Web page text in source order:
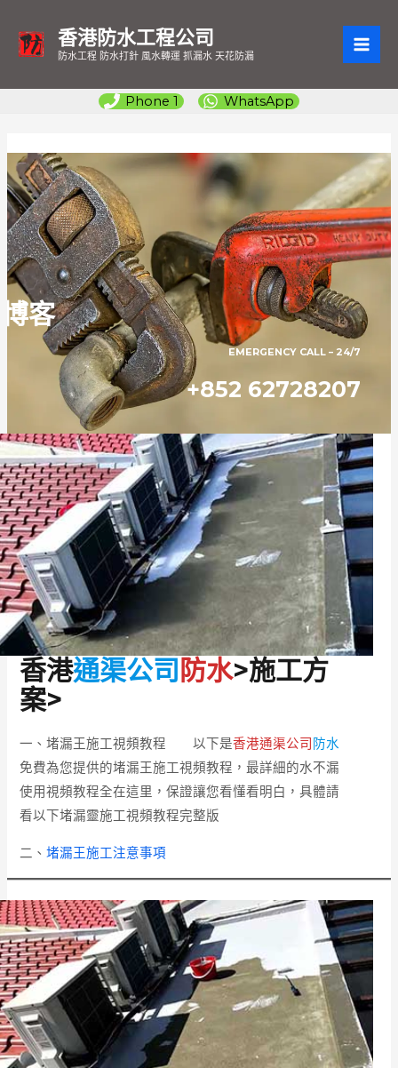
香港防水工程公司
防水工程 防水打針 風水轉運 抓漏水 天花防漏
Phone 1 WhatsApp
博客
EMERGENCY CALL – 24/7
+852 62728207
香港通渠公司 防水>施工方
案>
一、堵漏王施工視頻教程 以下是香港通渠公司 防水
免費為您提供的堵漏王施工視頻教程，最詳細的水不漏
使用視頻教程全在這里，保證讓您看懂看明白，具體請
看以下堵漏靈施工視頻教程完整版
二、堵漏王施工注意事項